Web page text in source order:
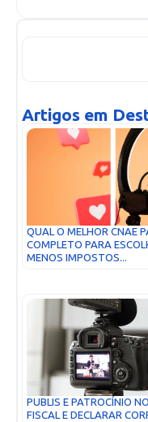
Artigos em
QUAL O MELHOR CNAE
COMPLETO PARA
MENOS IMPOSTOS...
PUBLIS E PATROCÍNIO
FISCAL E DECLARAR